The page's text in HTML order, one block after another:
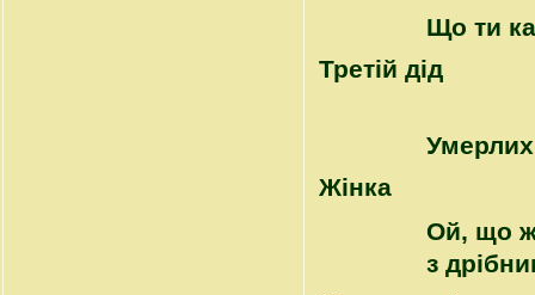
Що ти
Третій дід
Жінка
Ой, що ж
з